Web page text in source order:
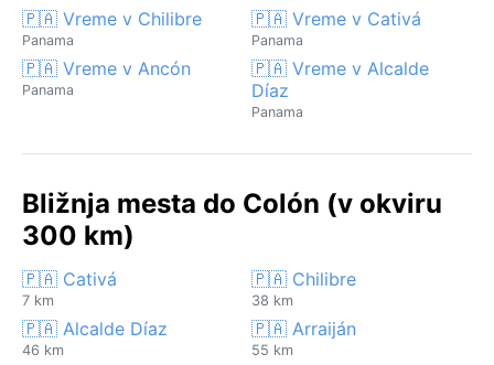
🇵🇦 Vreme v Chilibre
Panama
🇵🇦 Vreme v Cativá
Panama
🇵🇦 Vreme v Ancón
Panama
🇵🇦 Vreme v Alcalde
Díaz
Panama
Bližnja mesta do Colón (v okviru
300 km)
🇵🇦 Cativá
7 km
🇵🇦 Chilibre
38 km
🇵🇦 Alcalde Díaz
46 km
🇵🇦 Arraiján
55 km